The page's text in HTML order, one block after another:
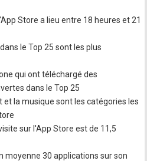
Store a lieu entre 18 heures et 21
le Top 25 sont les plus
qui ont téléchargé des
dans le Top 25
et la musique sont les catégories les
sur l'App Store est de 11,5
moyenne 30 applications sur son